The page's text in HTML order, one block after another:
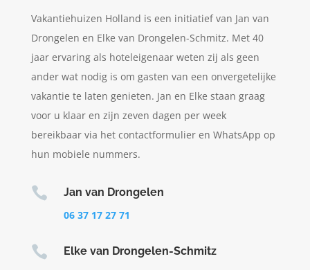
Vakantiehuizen Holland is een initiatief van Jan van
Drongelen en Elke van Drongelen-Schmitz. Met 40
jaar ervaring als hoteleigenaar weten zij als geen
ander wat nodig is om gasten van een onvergetelijke
vakantie te laten genieten. Jan en Elke staan graag
voor u klaar en zijn zeven dagen per week
bereikbaar via het contactformulier en WhatsApp op
hun mobiele nummers.

Jan van Drongelen
06 37 17 27 71

Elke van Drongelen-Schmitz